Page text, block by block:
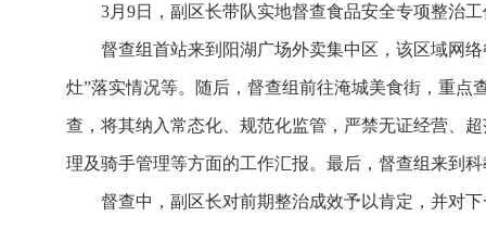
3月9日，副区长带队实地督查食品安全专项整治
督查组首站来到阳湖广场外卖集中区，该区域网
灶”落实情况等。随后，督查组前往淹城美食街，重点
查，将其纳入常态化、规范化监管，严禁无证经营、
理及骑手管理等方面的工作汇报。最后，督查组来到
督查中，副区长对前期整治成效予以肯定，并对